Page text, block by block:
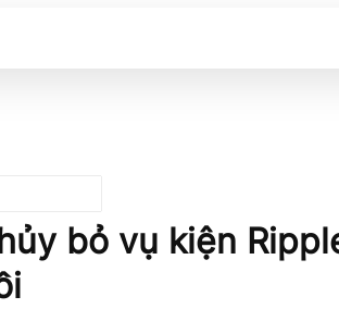
bỏ vụ kiện